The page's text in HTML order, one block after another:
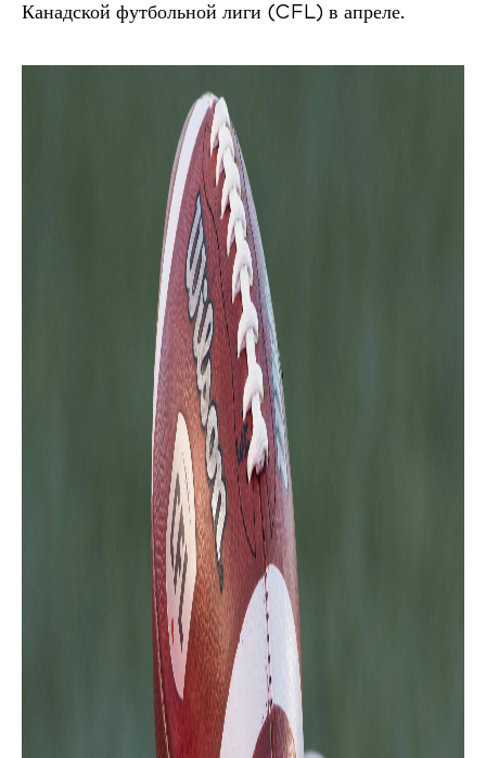
Канадской футбольной лиги (CFL) в апреле.